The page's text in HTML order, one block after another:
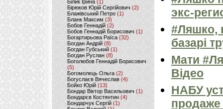
Білик Ірина (1)
Бірюков Юрій Сергійович (2)
Блажівський Петро (1)
Бланк Максим(3)
Бобов Геннадій (2)
Бобов Геннадій Борисович (1)
Богартирьова Раїса (32)
Богдан Андрій(8)
Богдан Губський (1)
Богдан Руслан(8)
Боголюбов Геннадій Борисович
(5)
Богомолець Ольга (2)
Богуслаєв Вячеслав (4)
Бойко Юрій (13)
Бондар Віктор Васильович (1)
Бондарєв Костянтин (4)
Бондарчук Сергій(1)
экс-
#Ляшко,
базарі
Мати
Відео
НАБУ